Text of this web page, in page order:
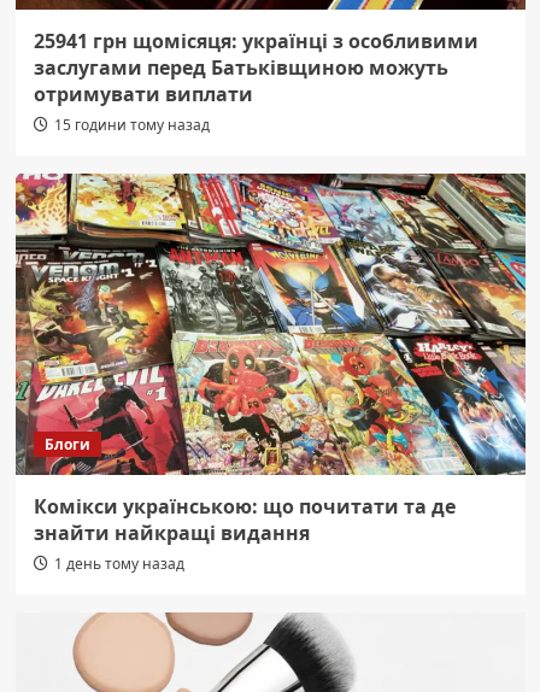
25941 грн щомісяця: українці з особливими
заслугами перед Батьківщиною можуть
отримувати виплати
15 години тому назад
Блоги
Комікси українською: що почитати та де
знайти найкращі видання
1 день тому назад